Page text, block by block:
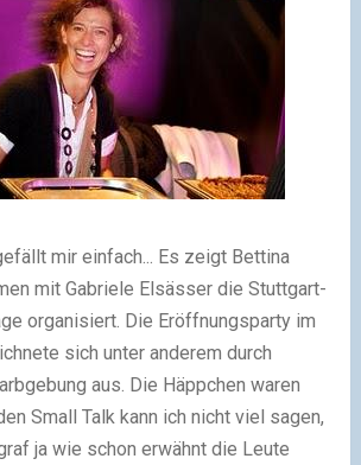
mir einfach... Es zeigt Bettina
mit Gabriele Elsässer die Stuttgart-
organisiert. Die Eröffnungsparty im
sich unter anderem durch
aus. Die Häppchen waren
Small Talk kann ich nicht viel sagen,
ja wie schon erwähnt die Leute